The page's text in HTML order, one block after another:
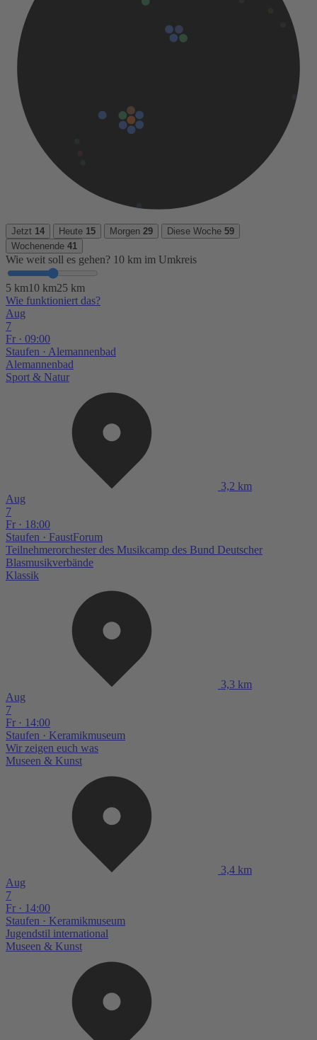
Jetzt 14 Heute 15 Morgen 29 Diese Woche 59
Wochenende 41
Wie weit soll es gehen? 10 km im Umkreis
5 km10 km25 km
Wie funktioniert das?
Aug
7
Fr · 09:00
Staufen · Alemannenbad
Alemannenbad
Sport & Natur
3,2 km
Aug
7
Fr · 18:00
Staufen · FaustForum
Teilnehmerorchester des Musikcamp des Bund Deutscher
Blasmusikverbände
Klassik
3,3 km
Aug
7
Fr · 14:00
Staufen · Keramikmuseum
Wir zeigen euch was
Museen & Kunst
3,4 km
Aug
7
Fr · 14:00
Staufen · Keramikmuseum
Jugendstil international
Museen & Kunst